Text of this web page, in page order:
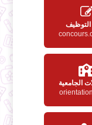
الجامعية